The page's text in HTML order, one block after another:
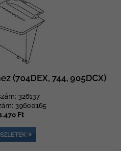
(704DEX, 744, 905DCX)
326137
39600165
Ft